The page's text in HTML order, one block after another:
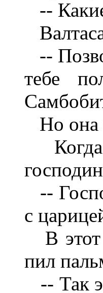
--
--
тебе
Но она
Когда
--
с
В этот
пил
-- Так